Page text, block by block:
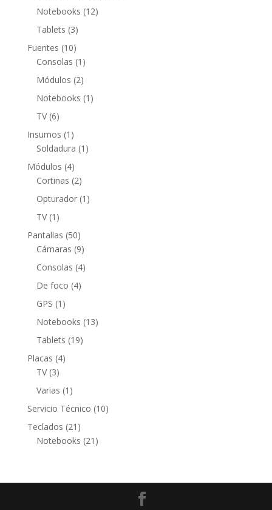
Notebooks 1212
Tablets 33
productos
Fuentes 1010
productos
Consolas 1 1
producto
Módulos 22
productos
Notebooks 1 1
TV 66
productos
Insumos 1 1
producto
Soldadura 1 1
Módulos 44
productos
Cortinas 22
productos
Opturador 1 1
TV 1 1
producto
Pantallas 5050
productos
Cámaras 99
productos
Consolas 44
De foco 44
GPS 1 1
producto
Notebooks 1313
Tablets 1919
Placas 44
TV 33
productos
Varias 1 1
producto
Servicio Técnico 1010
Teclados 21 21
productos
Notebooks 21 21